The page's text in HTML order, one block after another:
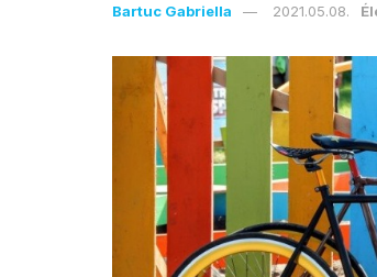
Bartuc Gabriella 2021.05.08.